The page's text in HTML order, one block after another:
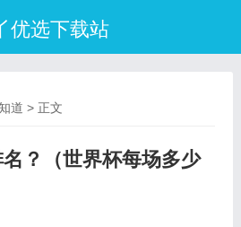
优选下载站
道 > 正文
？（世界杯每场多少